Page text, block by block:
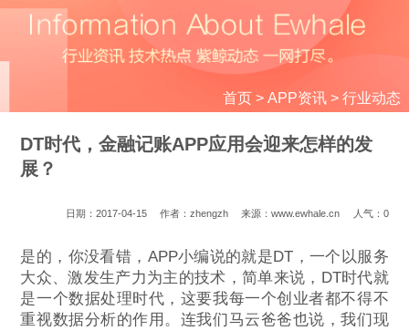
首页> APP资讯> 行业动态
DT时代，金融记账APP应用会迎来怎样的发
展？
日期：2017-04-15 作者：zhengzh 来源：www.ewhale.cn 人气： 0
是的，你没看错，APP小编说的就是DT，一个以服务
大众、激发生产力为主的技术，简单来说，DT时代就
是一个数据处理时代，这要我每一个创业者都不得不
重视数据分析的作用。连我们马云爸爸也说，我们现